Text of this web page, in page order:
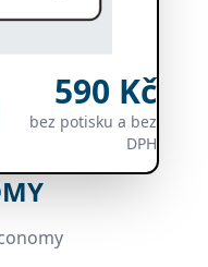
590 Kč
bez potisku a bez
DPH